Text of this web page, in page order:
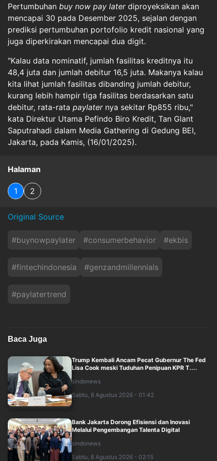
Pertumbuhan buy now pay later diproyeksikan akan
mencapai 30 pada Desember 2025, sejalan dengan
prediksi pertumbuhan portofolio kredit nasional yang
juga diperkirakan mencapai dua digit.
"Kalau data nominatif, jumlah fasilitas kreditnya itu
48,4 juta dan jumlah debitur 16,5 juta. Makanya kalau
kita lihat jumlah fasilitas dibanding jumlah debitur,
kurang lebih hampir tiga fasilitas berdasarkan satu
debitur, rata-rata paylater nya sekitar Rp855 ribu,"
kata Direktur Utama Pefindo Biro Kredit, Tan Glant
Saputrahadi dalam Media Gathering di Gedung BEI,
Jakarta, pada Kamis, (16/01/2025).
Halaman
1 2
Original Source
#buynowpaylater #consumerbehavior #ekbis
#fintechindonesia #genzandmillennials
#paylatertrend
Baca Juga
Trump Kembali Ancam Pecat Gubernur The Fed
Lisa Cook meski Tuduhan Penipuan KPR T....
sindonews
Sabtu, 8 Agustus 2026 - 01:42
Bank Jakarta Dorong Efisiensi dan Inovasi
Melalui Pengembangan Talenta Digital
sindonews
Sabtu, 8 Agustus 2026 - 02:15